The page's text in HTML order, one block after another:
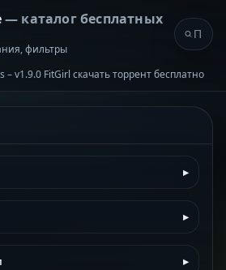
— каталог бесплатных
фильтры
– v1.9.0 FitGirl скачать торрент бесплатно
▸
▸
▸